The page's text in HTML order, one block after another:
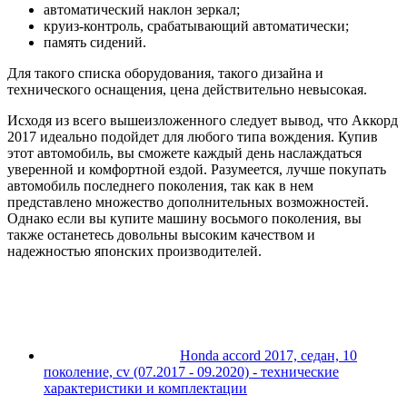
автоматический наклон зеркал;
круиз-контроль, срабатывающий автоматически;
память сидений.
Для такого списка оборудования, такого дизайна и
технического оснащения, цена действительно невысокая.
Исходя из всего вышеизложенного следует вывод, что Аккорд
2017 идеально подойдет для любого типа вождения. Купив
этот автомобиль, вы сможете каждый день наслаждаться
уверенной и комфортной ездой. Разумеется, лучше покупать
автомобиль последнего поколения, так как в нем
представлено множество дополнительных возможностей.
Однако если вы купите машину восьмого поколения, вы
также останетесь довольны высоким качеством и
надежностью японских производителей.
Honda accord 2017, седан, 10
поколение, cv (07.2017 - 09.2020) - технические
характеристики и комплектации